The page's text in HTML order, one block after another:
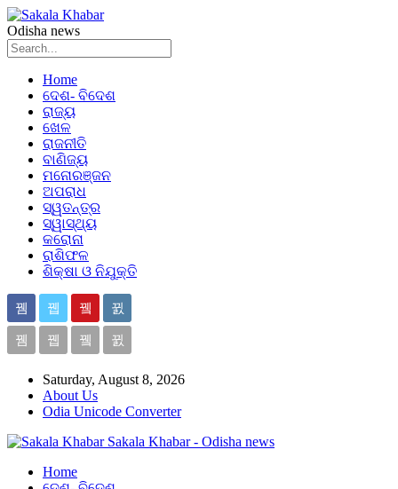
Odisha news
Home
ଦେଶ- ବିଦେଶ
ରାଜ୍ୟ
ଖେଳ
ରାଜନୀତି
ବାଣିଜ୍ୟ
ମନୋରଞ୍ଜନ
ଅପରାଧ
ସ୍ୱତନ୍ତ୍ର
ସ୍ୱାସ୍ଥ୍ୟ
କରୋନା
ରାଶିଫଳ
ଶିକ୍ଷା ଓ ନିଯୁକ୍ତି
Saturday, August 8, 2026
About Us
Odia Unicode Converter
Sakala Khabar - Odisha news
Home